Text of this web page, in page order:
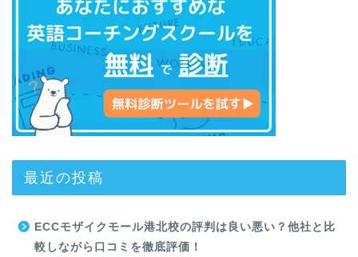
最近の投稿
ECCモザイクモール港北校の評判は良い悪い？他社と比
較しながら口コミを徹底評価！